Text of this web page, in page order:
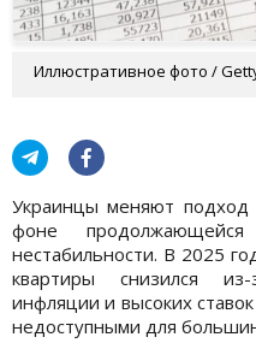
Иллюстративное фото /
Украинцы меняют подход
фоне
нестабильности. В 2025
квартиры снизился
инфляции и высоких
недоступными для